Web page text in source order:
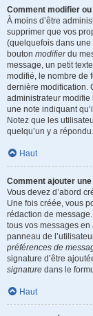
Comment modifier
À moins d’être
supprimer que vos
(quelquefois dans
bouton modifierdu
message, un petit
modifié, le nombre de
dernière modification.
administrateur
une note indiquant
Notez que les
quelqu’un y a répondu.
Haut
Comment ajouter
Vous devez d’abord
Une fois créée, vous
rédaction de
tous vos messages en
panneau de
préférences de
signature d’être
signature dans le
Haut